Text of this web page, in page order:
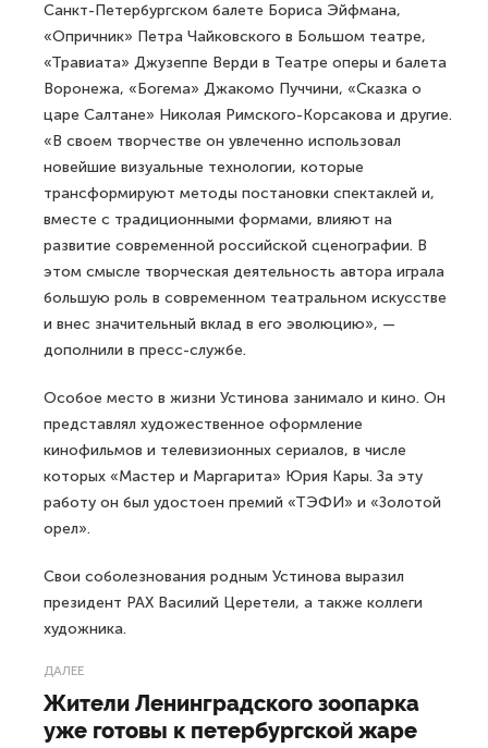
Санкт-Петербургском балете Бориса Эйфмана,
«Опричник» Петра Чайковского в Большом театре,
«Травиата» Джузеппе Верди в Театре оперы и балета
Воронежа, «Богема» Джакомо Пуччини, «Сказка о
царе Салтане» Николая Римского-Корсакова и другие.
«В своем творчестве он увлеченно использовал
новейшие визуальные технологии, которые
трансформируют методы постановки спектаклей и,
вместе с традиционными формами, влияют на
развитие современной российской сценографии. В
этом смысле творческая деятельность автора играла
большую роль в современном театральном искусстве
и внес значительный вклад в его эволюцию», —
дополнили в пресс-службе.
Особое место в жизни Устинова занимало и кино. Он
представлял художественное оформление
кинофильмов и телевизионных сериалов, в числе
которых «Мастер и Маргарита» Юрия Кары. За эту
работу он был удостоен премий «ТЭФИ» и «Золотой
орел».
Свои соболезнования родным Устинова выразил
президент РАХ Василий Церетели, а также коллеги
художника.
ДАЛЕЕ
Жители Ленинградского зоопарка
уже готовы к петербургской жаре